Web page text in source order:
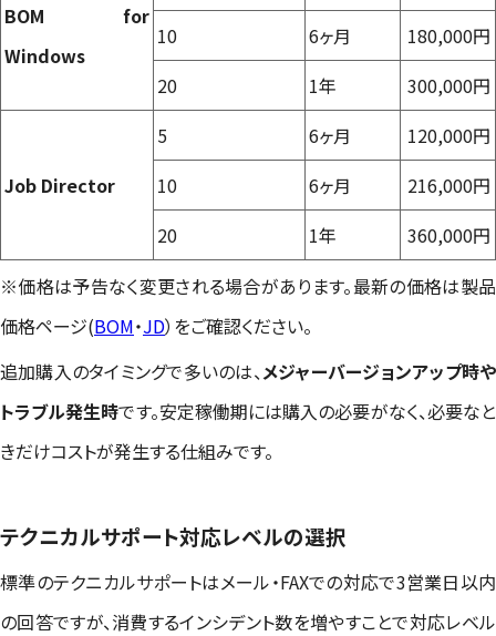
BOM for
Windows
10
6ヶ月
180,000円
20
1年 300,000円
Job Director
5 6ヶ月
120,000円
10
6ヶ月
216,000円
20
1年
360,000円
※価格は予告なく変更される場合があります。最新の価格は製品
価格ページ(BOM・JD）をご確認ください。
追加購入のタイミングで多いのは、メジャーバージョンアップ時や
トラブル発生時です。安定稼働期には購入の必要がなく、必要なと
きだけコストが発生する仕組みです。
テクニカルサポート対応レベルの選択
標準のテクニカルサポートはメール・FAXでの対応で3営業日以内
の回答ですが、消費するインシデント数を増やすことで対応レベル